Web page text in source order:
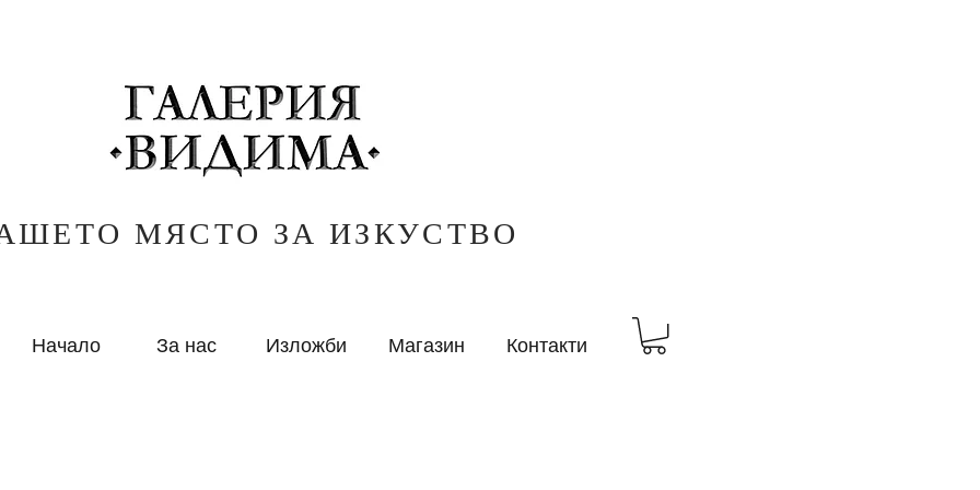
МЯСТО ЗА ИЗКУСТВО
Начало За нас Изложби Магазин Контакти